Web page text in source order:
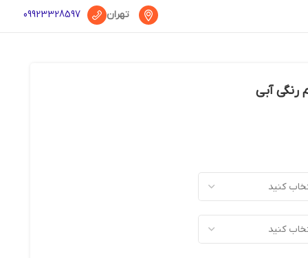
تهران 09923328597